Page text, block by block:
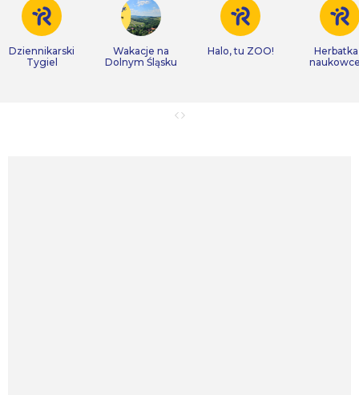
Dziennikarski
Tygiel
Wakacje na
Dolnym Śląsku
Halo, tu ZOO!